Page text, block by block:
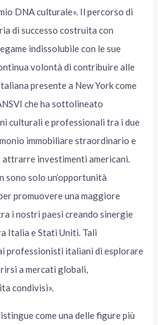
DNA culturale». Il percorso di
di successo costruita con
indissolubile con le sue
volontà di contribuire alle
presente a New York come
che ha sottolineato
culturali e professionali tra i due
immobiliare straordinario e
attrarre investimenti americani.
sono solo un’opportunità
promuovere una maggiore
i nostri paesi creando sinergie
Italia e Stati Uniti. Tali
professionisti italiani di esplorare
a mercati globali,
condivisi».
come una delle figure più